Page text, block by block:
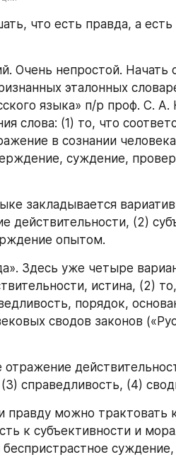
что есть правда, а есть
Очень непростой. Начать
эталонных
языка» п/р проф. С. А.
слова: (1) то, что
в сознании
суждение,
закладывается
действительности, (2)
опытом.
Здесь уже четыре
истина, (2)
порядок,
сводов законов
отражение
справедливость, (4)
правду можно трактовать
к субъективности и
беспристрастное